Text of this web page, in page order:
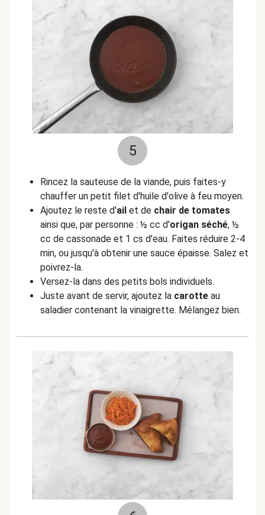
5
Rincez la sauteuse de la viande, puis faites-y
chauffer un petit filet d'huile d'olive à feu moyen.
Ajoutez le reste d'ail et de chair de tomates
ainsi que, par personne : ½ cc d'origan séché, ½
cc de cassonade et 1 cs d'eau. Faites réduire 2-4
min, ou jusqu'à obtenir une sauce épaisse. Salez et
poivrez-la.
Versez-la dans des petits bols individuels.
Juste avant de servir, ajoutez la carotte au
saladier contenant la vinaigrette. Mélangez bien.